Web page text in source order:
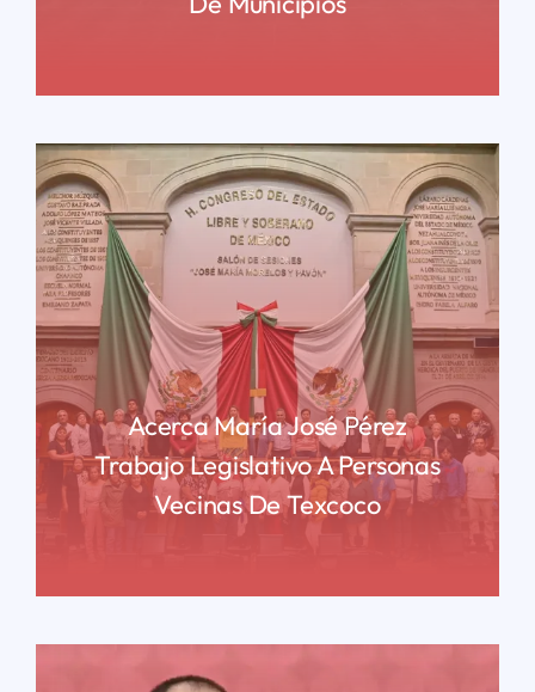
Acerca María José Pérez
Trabajo Legislativo A Personas
Vecinas De Texcoco